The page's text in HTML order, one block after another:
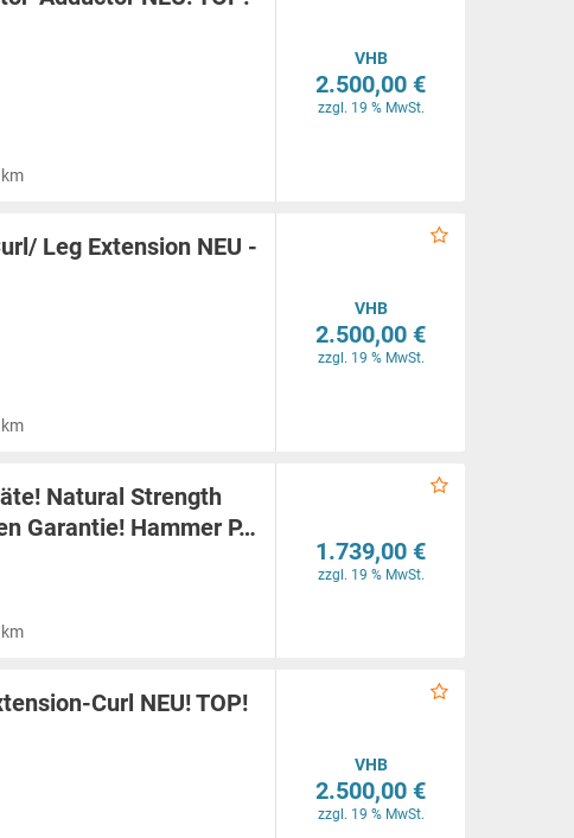
VHB
2.500,00 €
zzgl. 19 % MwSt.
Leg Extension NEU -
VHB
2.500,00 €
zzgl. 19 % MwSt.
Natural Strength
Garantie! Hammer P…
1.739,00 €
zzgl. 19 % MwSt.
Curl NEU! TOP!
VHB
2.500,00 €
zzgl. 19 % MwSt.